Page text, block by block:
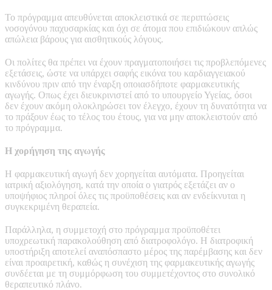
Το πρόγραμμα απευθύνεται αποκλειστικά σε περιπτώσεις
νοσογόνου παχυσαρκίας και όχι σε άτομα που επιδιώκουν απλώς
απώλεια βάρους για αισθητικούς λόγους.
Οι πολίτες θα πρέπει να έχουν πραγματοποιήσει τις προβλεπόμενες
εξετάσεις, ώστε να υπάρχει σαφής εικόνα του καρδιαγγειακού
κινδύνου πριν από την έναρξη οποιασδήποτε φαρμακευτικής
αγωγής. Οπως έχει διευκρινιστεί από το υπουργείο Υγείας, όσοι
δεν έχουν ακόμη ολοκληρώσει τον έλεγχο, έχουν τη δυνατότητα να
το πράξουν έως το τέλος του έτους, για να μην αποκλειστούν από
το πρόγραμμα.
Η χορήγηση της αγωγής
Η φαρμακευτική αγωγή δεν χορηγείται αυτόματα. Προηγείται
ιατρική αξιολόγηση, κατά την οποία ο γιατρός εξετάζει αν ο
υποψήφιος πληροί όλες τις προϋποθέσεις και αν ενδείκνυται η
συγκεκριμένη θεραπεία.
Παράλληλα, η συμμετοχή στο πρόγραμμα προϋποθέτει
υποχρεωτική παρακολούθηση από διατροφολόγο. Η διατροφική
υποστήριξη αποτελεί αναπόσπαστο μέρος της παρέμβασης και δεν
είναι προαιρετική, καθώς η συνέχιση της φαρμακευτικής αγωγής
συνδέεται με τη συμμόρφωση του συμμετέχοντος στο συνολικό
θεραπευτικό πλάνο.